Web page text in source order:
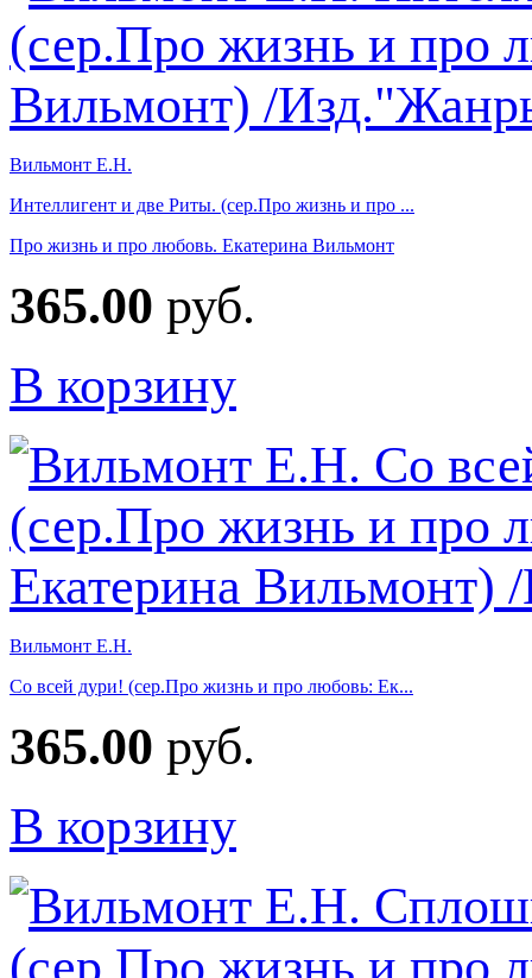
Вильмонт Е.Н.
Интеллигент и две Риты. (сер.Про жизнь и про ...
Про жизнь и про любовь. Екатерина Вильмонт
365.00 руб.
В корзину
Вильмонт Е.Н.
Со всей дури! (сер.Про жизнь и про любовь: Ек...
365.00 руб.
В корзину